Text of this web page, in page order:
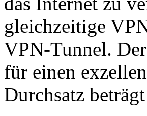
gleichzeitige
VPN-Tunnel.
für einen
Durchsatz